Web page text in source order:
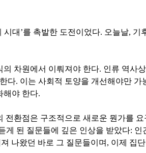
대’를 촉발한 도전이었다. 오늘날,
차원에서 이뤄져야 한다. 인류 역사
다. 이는 사회적 토양을 개선해야만
해야 한다.
환점은 구조적으로 새로운 뭔가를
된 질문들에 깊은 인상을 받았다:
나왔던 바로 그 질문들이며, 이제 집